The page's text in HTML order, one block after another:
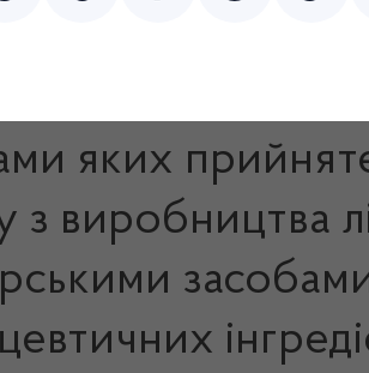
(крім активних фармацевтичних
яких
з виробництва